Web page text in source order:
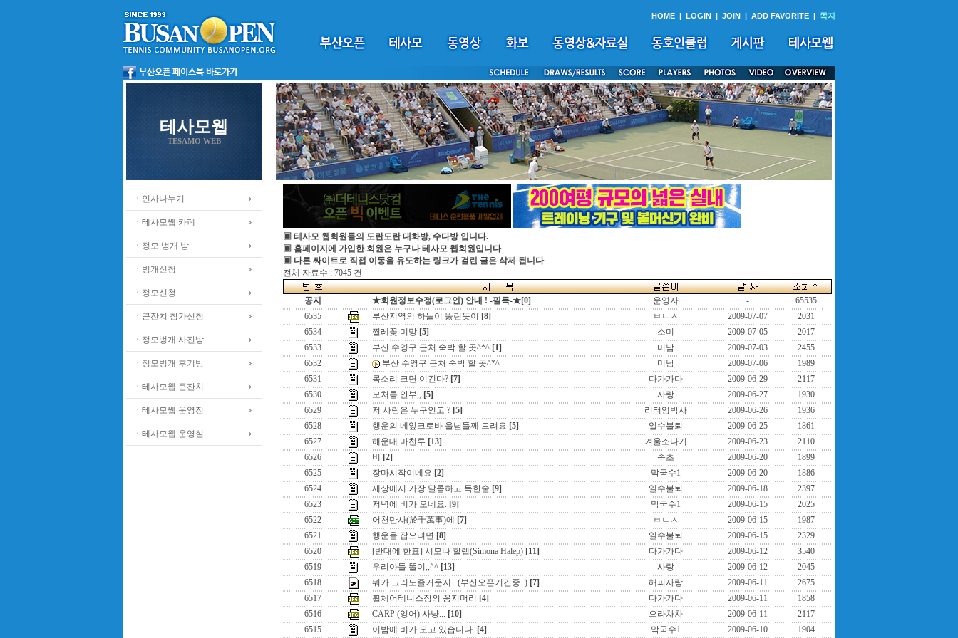
HOME | LOGIN | JOIN | ADD FAVORITE | 쪽지
테사모웹
TESAMO WEB
ㆍ인사나누기
ㆍ테사모웹 카페
ㆍ정모 벙개 방
ㆍ벙개신청
ㆍ정모신청
ㆍ큰잔치 참가신청
ㆍ정모벙개 사진방
ㆍ정모벙개 후기방
ㆍ테사모웹 큰잔치
ㆍ테사모웹 운영진
ㆍ테사모웹 운영실
▣ 테사모 웹회원들의 도란도란 대화방, 수다방 입니다.
▣ 홈페이지에 가입한 회원은 누구나 테사모 웹회원입니다
▣ 다른 싸이트로 직접 이동을 유도하는 링크가 걸린 글은 삭제 됩니다
전체 자료수 : 7045 건
공지 ★회원정보수정(로그인) 안내 ! -필독-★[0] 운영자 -
65535
6535
부산지역의 하늘이 뚫린듯이 [8] ㅂㄴㅅ 2009-07-07
2031
6534
찔레꽃 미망 [5] 소미 2009-07-05
2017
6533
부산 수영구 근처 숙박 할 곳^*^ [1] 미남 2009-07-03
2455
6532
부산 수영구 근처 숙박 할 곳^*^ 미남 2009-07-06
1989
6531
목소리 크면 이긴다? [7] 다가가다 2009-06-29
2117
6530
모처름 안부,, [5] 사랑 2009-06-27
1930
6529
저 사람은 누구인고 ? [5] 리터엉박사 2009-06-26
1936
6528
행운의 네잎크로바 울님들께 드려요 [5] 일수불퇴 2009-06-25
1861
6527
해운대 마천루 [13] 겨울소나기 2009-06-23
2110
6526
비 [2] 속초 2009-06-20
1899
6525
장마시작이네요 [2] 막국수1 2009-06-20
1886
6524
세상에서 가장 달콤하고 독한술 [9] 일수불퇴 2009-06-18
2397
6523
저녁에 비가 오네요. [9] 막국수1 2009-06-15
2025
6522
어천만사(於千萬事)에 [7] ㅂㄴㅅ 2009-06-15
1987
6521
행운을 잡으려면 [8] 일수불퇴 2009-06-15
2329
6520
[반대에 한표] 시모나 할렙(Simona Halep) [11] 다가가다 2009-06-12
3540
6519
우리아들 똘이,,^^ [13] 사랑 2009-06-12
2045
6518
뭐가 그리도즐거운지...(부산오픈기간중..) [7] 해피사랑 2009-06-11
2675
6517
휠체어테니스장의 꽁지머리 [4] 다가가다 2009-06-11
1858
6516
CARP (잉어) 사냥... [10] 으라차차 2009-06-11
2117
6515
이밤에 비가 오고 있습니다. [4] 막국수1 2009-06-10 1904